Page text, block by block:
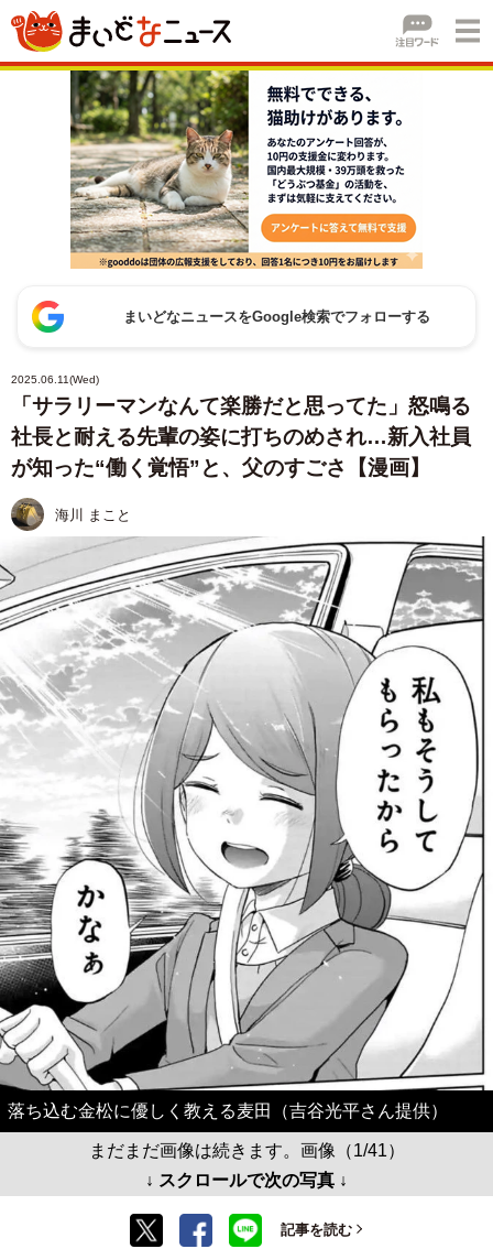
まいどなニュースをGoogle検索でフォローする
2025.06.11(Wed)
「サラリーマンなんて楽勝だと思ってた」怒鳴る
社長と耐える先輩の姿に打ちのめされ…新入社員
が知った“働く覚悟”と、父のすごさ【漫画】
海川 まこと
落ち込む金松に優しく教える麦田（吉谷光平さん提供）
まだまだ画像は続きます。画像（1/41）
↓ スクロールで次の写真 ↓
記事を読む